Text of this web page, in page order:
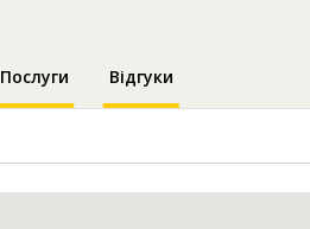
Послуги Відгуки